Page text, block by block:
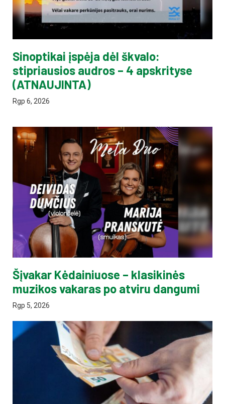
Sinoptikai įspėja dėl škvalo:
stipriausios audros – 4 apskrityse
(ATNAUJINTA)
Rgp 6, 2026
Šįvakar Kėdainiuose – klasikinės
muzikos vakaras po atviru dangumi
Rgp 5, 2026